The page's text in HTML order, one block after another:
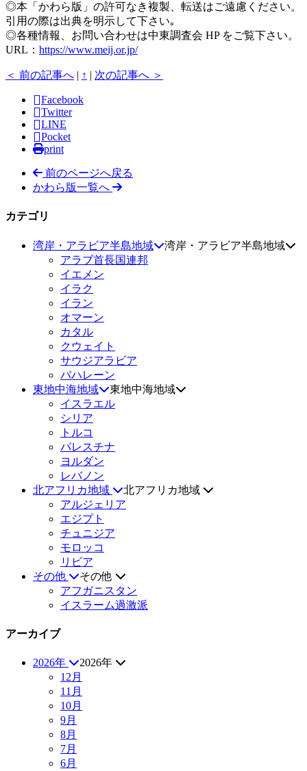
◎本「かわら版」の許可なき複製、転送はご遠慮ください。
引用の際は出典を明示して下さい｡
◎各種情報、お問い合わせは中東調査会 HP をご覧下さい。
URL： https://www.meij.or.jp/
＜ 前の記事へ | ↑ | 次の記事へ ＞
Facebook
Twitter
LINE
Pocket
print
前のページへ戻る
かわら版一覧へ
カテゴリ
湾岸・アラビア半島地域
湾岸・アラビア半島地域
アラブ首長国連邦
イエメン
イラク
イラン
オマーン
カタル
クウェイト
サウジアラビア
バハレーン
東地中海地域
東地中海地域
イスラエル
シリア
トルコ
パレスチナ
ヨルダン
レバノン
北アフリカ地域
北アフリカ地域
アルジェリア
エジプト
チュニジア
モロッコ
リビア
その他
その他
アフガニスタン
イスラーム過激派
アーカイブ
2026年
2026年
12月
11月
10月
9月
8月
7月
6月